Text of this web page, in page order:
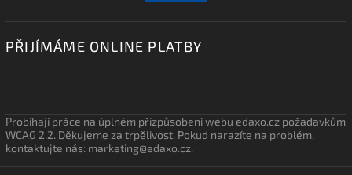
PŘIJÍMÁME ONLINE PLATBY
Probíhají práce na úplném přizpůsobení webu edaxo.cz požadavkům
WCAG 2.2. Děkujeme za trpělivost. Pokud narazíte na problém,
kontaktujte nás: marketing@edaxo.cz.